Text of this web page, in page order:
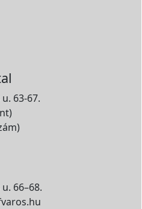
63-67.
66–68.